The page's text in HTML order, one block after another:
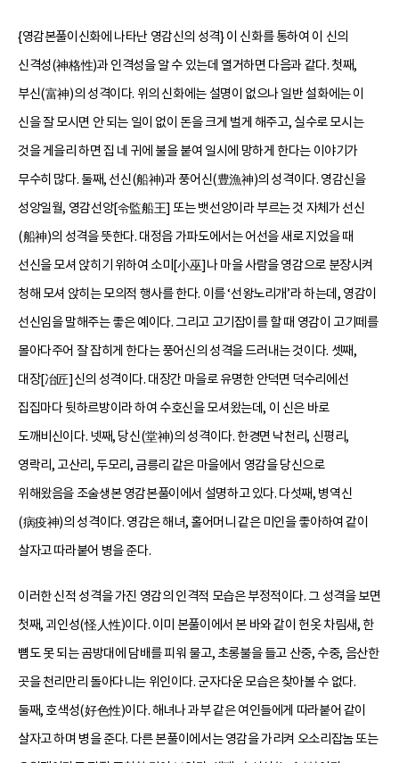
{영감본풀이신화에 나타난 영감신의 성격} 이 신화를 통하여 이 신의
신격성(神格性)과 인격성을 알 수 있는데 열거하면 다음과 같다. 첫째,
부신(富神)의 성격이다. 위의 신화에는 설명이 없으나 일반 설화에는 이
신을 잘 모시면 안 되는 일이 없이 돈을 크게 벌게 해주고, 실수로 모시는
것을 게을리 하면 집 네 귀에 불을 붙여 일시에 망하게 한다는 이야기가
무수히 많다. 둘째, 선신(船神)과 풍어신(豊漁神)의 성격이다. 영감신을
성앙일월, 영감선앙[令監船王] 또는 뱃선앙이라 부르는 것 자체가 선신
(船神)의 성격을 뜻한다. 대정읍 가파도에서는 어선을 새로 지었을 때
선신을 모셔 앉히기 위하여 소미[小巫]나 마을 사람을 영감으로 분장시켜
청해 모셔 앉히는 모의적 행사를 한다. 이를 ‘선왕노리개’라 하는데, 영감이
선신임을 말해주는 좋은 예이다. 그리고 고기잡이를 할 때 영감이 고기떼를
몰아다주어 잘 잡히게 한다는 풍어신의 성격을 드러내는 것이다. 셋째,
대장[冶匠]신의 성격이다. 대장간 마을로 유명한 안덕면 덕수리에선
집집마다 뒷하르방이라 하여 수호신을 모셔왔는데, 이 신은 바로
도깨비신이다. 넷째, 당신(堂神)의 성격이다. 한경면 낙천리, 신평리,
영락리, 고산리, 두모리, 금릉리 같은 마을에서 영감을 당신으로
위해왔음을 조술생본 영감본풀이에서 설명하고 있다. 다섯째, 병역신
(病疫神)의 성격이다. 영감은 해녀, 홀어머니 같은 미인을 좋아하여 같이
살자고 따라붙어 병을 준다.
이러한 신적 성격을 가진 영감의 인격적 모습은 부정적이다. 그 성격을 보면
첫째, 괴인성(怪人性)이다. 이미 본풀이에서 본 바와 같이 헌옷 차림새, 한
뼘도 못 되는 곰방대에 담배를 피워 물고, 초롱불을 들고 산중, 수중, 음산한
곳을 천리만리 돌아다니는 위인이다. 군자다운 모습은 찾아볼 수 없다.
둘째, 호색성(好色性)이다. 해녀나 과부 같은 여인들에게 따라붙어 같이
살자고 하며 병을 준다. 다른 본풀이에서는 영감을 가리켜 오소리잡놈 또는